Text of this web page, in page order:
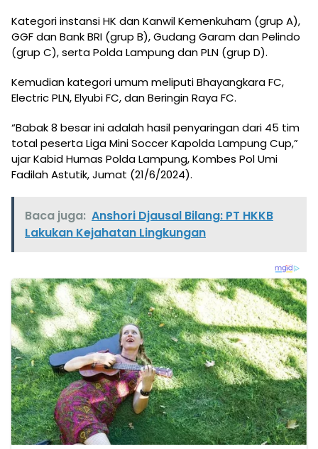
Kategori instansi HK dan Kanwil Kemenkuham (grup A),
GGF dan Bank BRI (grup B), Gudang Garam dan Pelindo
(grup C), serta Polda Lampung dan PLN (grup D).
Kemudian kategori umum meliputi Bhayangkara FC,
Electric PLN, Elyubi FC, dan Beringin Raya FC.
“Babak 8 besar ini adalah hasil penyaringan dari 45 tim
total peserta Liga Mini Soccer Kapolda Lampung Cup,”
ujar Kabid Humas Polda Lampung, Kombes Pol Umi
Fadilah Astutik, Jumat (21/6/2024).
Baca juga: Anshori Djausal Bilang: PT HKKB
Lakukan Kejahatan Lingkungan